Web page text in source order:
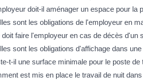
doit-il aménager un espace pour la
sont les obligations de l'employeur en
doit faire l'employeur en cas de décès d'un
sont les obligations d'affichage dans
t-il une surface minimale pour le poste de
est mis en place le travail de nuit